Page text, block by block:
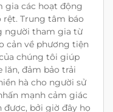
gia các hoạt động
rệt. Trung tâm báo
người tham gia từ
cản về phương tiện
chúng tôi giúp
lăn, đảm bảo trải
hà cho người sử
mạnh cảm giác
bởi giờ đây họ